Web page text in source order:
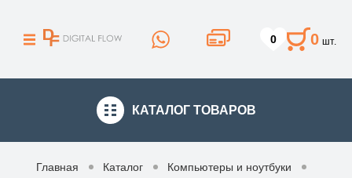
0 0 шт.
КАТАЛОГ ТОВАРОВ
Главная Каталог
Компьютеры и ноутбуки